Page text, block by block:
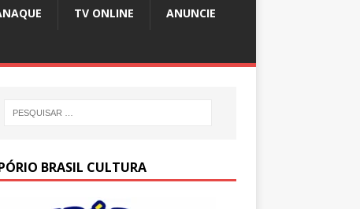
TV ONLINE ANUNCIE
BRASIL CULTURA